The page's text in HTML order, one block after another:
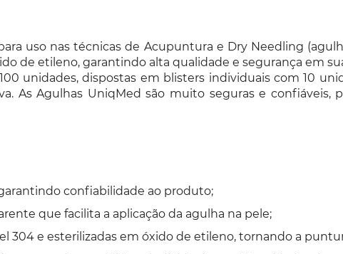
uso nas técnicas de Acupuntura e Dry Needling
de etileno, garantindo alta qualidade e segurança em
unidades, dispostas em blisters individuais com 10
As Agulhas UniqMed são muito seguras e confiáveis,
confiabilidade ao produto;
que facilita a aplicação da agulha na pele;
304 e esterilizadas em óxido de etileno, tornando a